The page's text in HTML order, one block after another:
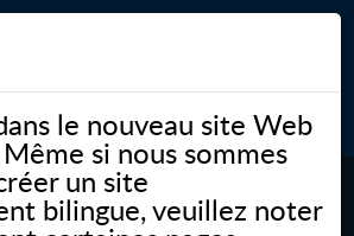
le nouveau site Web
si nous sommes
un site
bilingue, veuillez noter
myNOSM Accessibilité A- A+ English
MENU